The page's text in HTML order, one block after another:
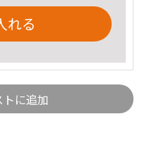
れる
に追加